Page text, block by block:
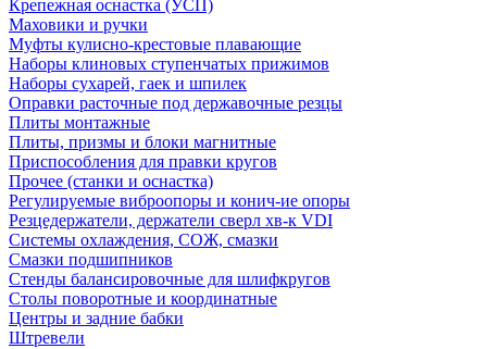
Крепежная оснастка (УСП)
Маховики и ручки
Муфты кулисно-крестовые плавающие
Наборы клиновых ступенчатых прижимов
Наборы сухарей, гаек и шпилек
Оправки расточные под державочные резцы
Плиты монтажные
Плиты, призмы и блоки магнитные
Приспособления для правки кругов
Прочее (станки и оснастка)
Регулируемые виброопоры и конич-ие опоры
Резцедержатели, держатели сверл хв-к VDI
Системы охлаждения, СОЖ, смазки
Смазки подшипников
Стенды балансировочные для шлифкругов
Столы поворотные и координатные
Центры и задние бабки
Штревели